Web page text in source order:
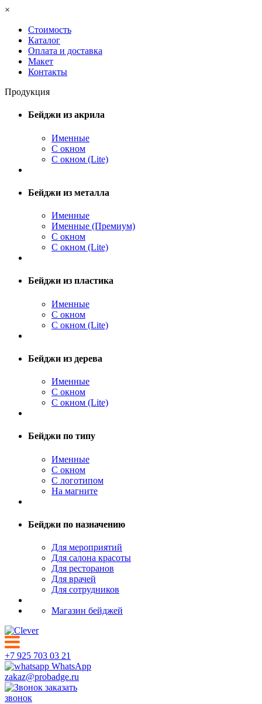
×
Стоимость
Каталог
Оплата и доставка
Макет
Контакты
Продукция
Бейджи из акрила
Именные
С окном
С окном (Lite)
Бейджи из металла
Именные
Именные (Премиум)
С окном
С окном (Lite)
Бейджи из пластика
Именные
С окном
С окном (Lite)
Бейджи из дерева
Именные
С окном
С окном (Lite)
Бейджи по типу
Именные
С окном
С логотипом
На магните
Бейджи по назначению
Для мероприятий
Для салона красоты
Для ресторанов
Для врачей
Для сотрудников
Магазин бейджей
+7 925 703 03 21
WhatsApp
zakaz@probadge.ru
заказать
звонок